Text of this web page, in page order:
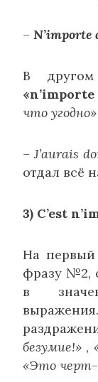
– N’importe
В
что угодно»
–J’aurais
отдал всё
3) C’est
На первый
фразу №2,
в
безумие!» ,
«Это